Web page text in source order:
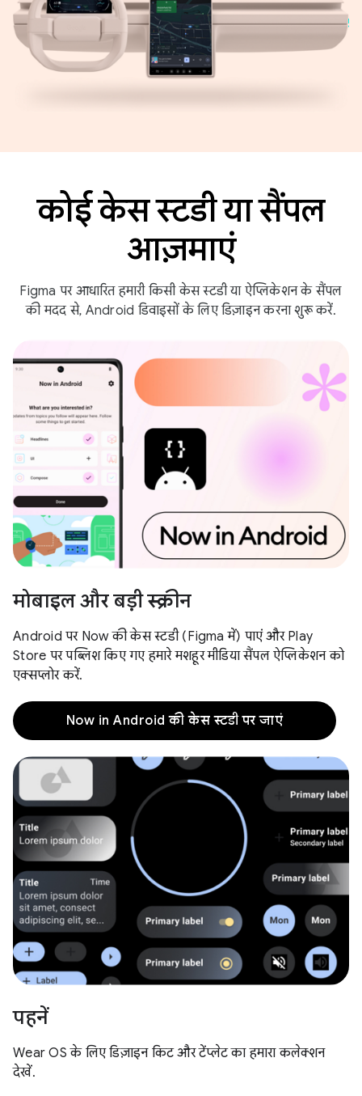
कोई केस स्टडी या सैंपल
आज़माएं
Figma पर आधारित हमारी किसी केस स्टडी या ऐप्लिकेशन के सैंपल
की मदद से, Android डिवाइसों के लिए डिज़ाइन करना शुरू करें.
मोबाइल और बड़ी स्क्रीन
Android पर Now की केस स्टडी (Figma में) पाएं और Play
Store पर पब्लिश किए गए हमारे मशहूर मीडिया सैंपल ऐप्लिकेशन को
एक्सप्लोर करें.
Now in Android की केस स्टडी पर जाएं
पहनें
Wear OS के लिए डिज़ाइन किट और टेंप्लेट का हमारा कलेक्शन
देखें.